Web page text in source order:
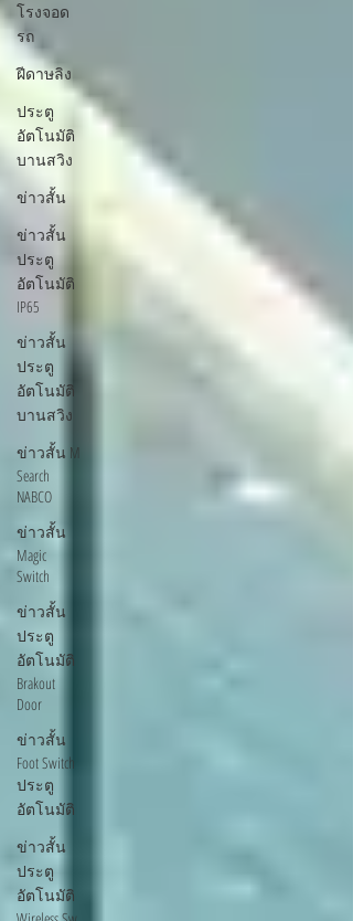
โรงจอด
รถ
ฝีดาษลิง
ประตู
อัตโนมัติ
บานสวิง
ข่าวสั้น
ข่าวสั้น
ประตู
อัตโนมัติ
IP65
ข่าวสั้น
ประตู
อัตโนมัติ
บานสวิง
ข่าวสั้น M
Search
NABCO
ข่าวสั้น
Magic
Switch
ข่าวสั้น
ประตู
อัตโนมัติ
Brakout
Door
ข่าวสั้น
Foot Switch
ประตู
อัตโนมัติ
ข่าวสั้น
ประตู
อัตโนมัติ